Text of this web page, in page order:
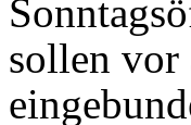
sollen vor